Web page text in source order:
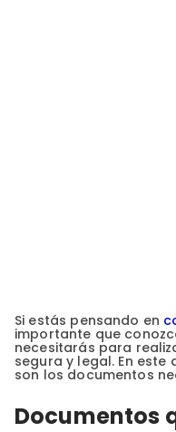
Si estás pensando en
importante que
necesitarás para
segura y legal. En
son los documentos
Documentos